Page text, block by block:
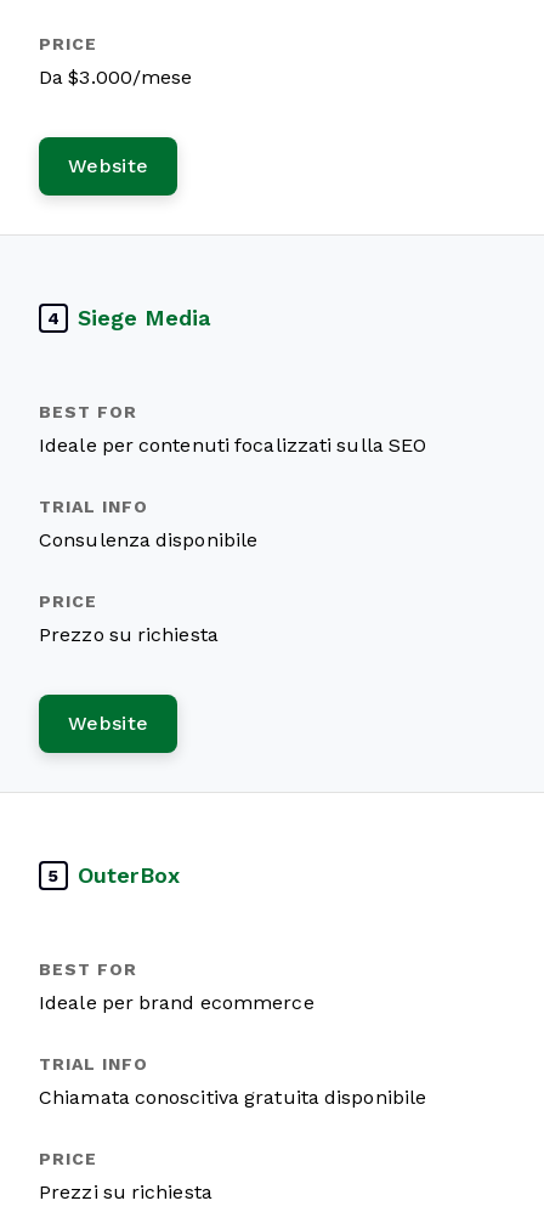
Da $3.000/mese
Website
4 Siege Media
Ideale per contenuti focalizzati sulla SEO
Consulenza disponibile
Prezzo su richiesta
Website
5 OuterBox
Ideale per brand ecommerce
Chiamata conoscitiva gratuita disponibile
Prezzi su richiesta